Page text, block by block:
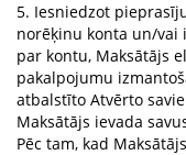
5. Iesniedzot
norēķinu konta un/
par kontu, Maksātājs
pakalpojumu
atbalstīto Atvērto
Maksātājs ievada
Pēc tam, kad